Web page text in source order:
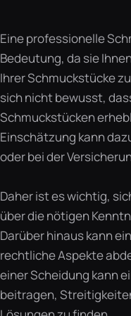
Eine professionelle
Bedeutung, da sie
Ihrer Schmuckstücke
sich nicht bewusst,
Schmuckstücken
Einschätzung kann
oder bei der
Daher ist es wichtig,
über die nötigen
Darüber hinaus kann
rechtliche Aspekte
einer Scheidung kann
beitragen,